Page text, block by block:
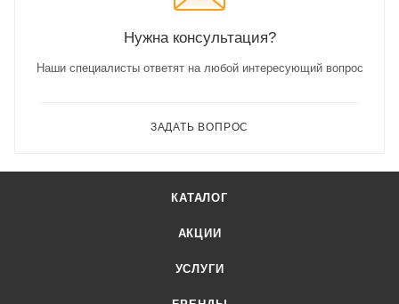
Нужна консультация?
Наши специалисты ответят на любой интересующий вопрос
ЗАДАТЬ ВОПРОС
КАТАЛОГ
АКЦИИ
УСЛУГИ